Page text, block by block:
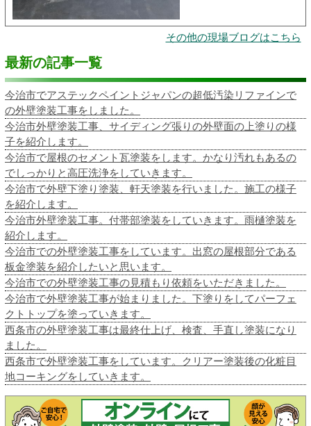
その他の現場ブログはこちら
最新の記事一覧
今治市でアステックペイントジャパンの超低汚染リファインで
の外壁塗装工事をしました。
今治市外壁塗装工事、サイディング張りの外壁面の上塗りの様
子を紹介します。
今治市で屋根のセメント瓦塗装をします。かなり汚れもあるの
でしっかりと高圧洗浄をしていきます。
今治市で外壁下塗り塗装、軒天塗装を行いました。施工の様子
を紹介します。
今治市外壁塗装工事。付帯部塗装をしていきます。雨樋塗装を
紹介します。
今治市での外壁塗装工事をしています。出窓の屋根部分である
板金塗装を紹介したいと思います。
今治市での外壁塗装工事の見積もり依頼をいただきました。
今治市で外壁塗装工事が始まりました。下塗りをしてパーフェ
クトトップを塗っていきます。
西条市の外壁塗装工事は最終仕上げ、検査、手直し塗装になり
ました。
西条市で外壁塗装工事をしています。クリアー塗装後の化粧目
地コーキングをしていきます。